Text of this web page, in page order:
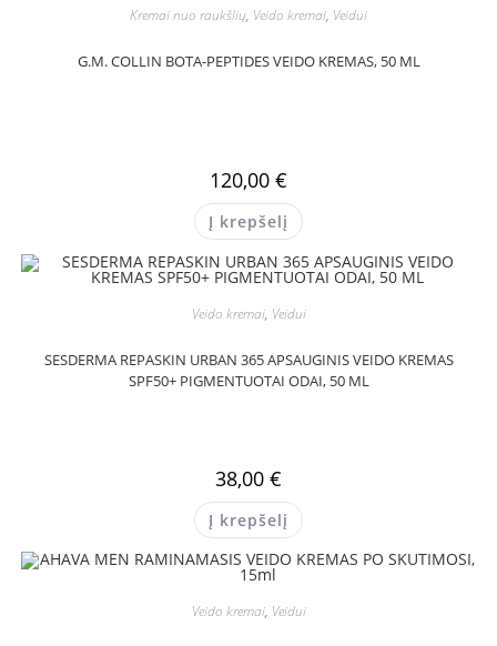
Kremai nuo raukšlių, Veido kremai, Veidui
G.M. COLLIN BOTA-PEPTIDES VEIDO KREMAS, 50 ML
120,00 €
Į krepšelį
Veido kremai, Veidui
SESDERMA REPASKIN URBAN 365 APSAUGINIS VEIDO KREMAS
SPF50+ PIGMENTUOTAI ODAI, 50 ML
38,00 €
Į krepšelį
Veido kremai, Veidui